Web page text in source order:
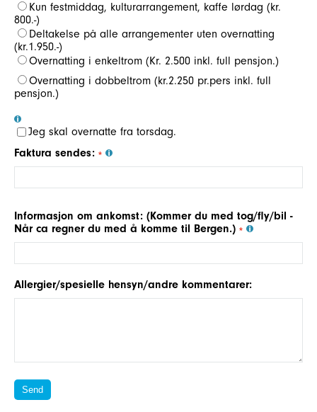
Kun festmiddag, kulturarrangement, kaffe lørdag (kr.
800.-)
Deltakelse på alle arrangementer uten overnatting
(kr.1.950.-)
Overnatting i enkeltrom (Kr. 2.500 inkl. full pensjon.)
Overnatting i dobbeltrom (kr.2.250 pr.pers inkl. full
pensjon.)
Jeg skal overnatte fra torsdag.
Faktura sendes:
Informasjon om ankomst: (Kommer du med tog/fly/bil -
Når ca regner du med å komme til Bergen.)
Allergier/spesielle hensyn/andre kommentarer: